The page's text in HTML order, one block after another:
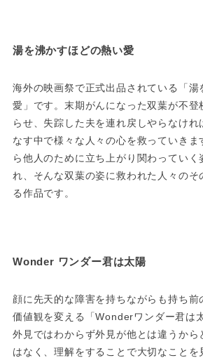
湯を沸かすほどの熱い愛
海外の映画祭で正式出品されている「湯
愛」です。末期がんになった双葉が不登
らせ、失踪した夫を連れ戻しやらなけれ
なす中で様々な人々の心を救っていきま
ら他人のために立ち上がり関わっていく
れ、そんな双葉の姿に救われた人々のそ
る作品です。
Wonder ワンダー君は太陽
顔に先天的な障害を持ちながらも持ち前
価値観を変える「Wonderワンダー君は
外見ではわからず外見が他とは違うから
はなく、理解をすることで大切なことを